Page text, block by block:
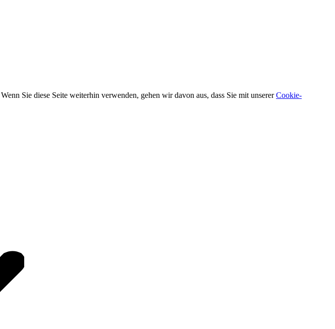
Sie diese Seite weiterhin verwenden, gehen wir davon aus, dass Sie mit unsererCookie-